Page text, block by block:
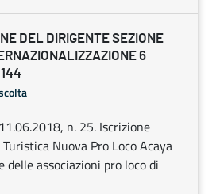
DEL DIRIGENTE SEZIONE
6
n. 25. Iscrizione
Turistica Nuova Pro Loco Acaya
delle associazioni pro loco di